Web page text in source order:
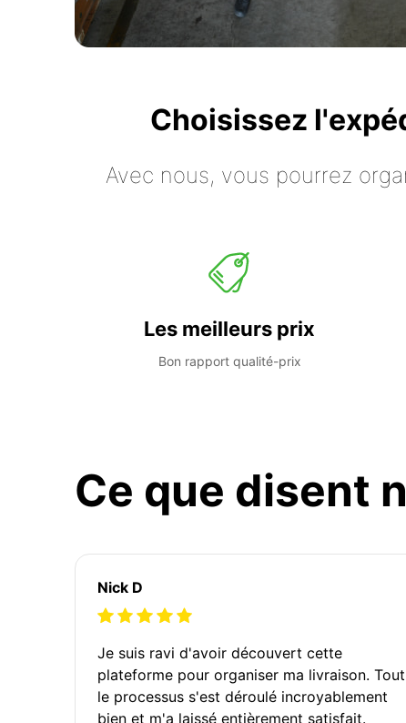
Choisissez
Avec nous, vous pourrez
Les meilleurs prix
Bon rapport qualité-prix
Ce que disent
Nick D
Je suis ravi d'avoir découvert cette
plateforme pour organiser ma livraison. Tout
le processus s'est déroulé incroyablement
bien et m'a laissé entièrement satisfait.